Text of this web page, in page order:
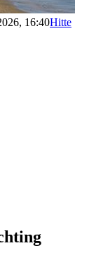
16:40Hitte